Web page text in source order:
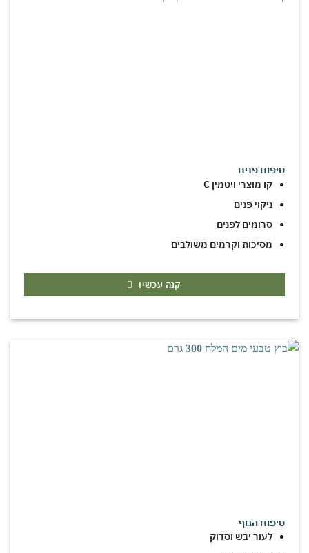
טיפוח פנים
קו מוצרי ויטמין C
ניקוי פנים
סרומים לפנים
מסיכות וקרמים משולבים
קנה עכשיו
טיפוח הגוף
לעור יבש וסדוק